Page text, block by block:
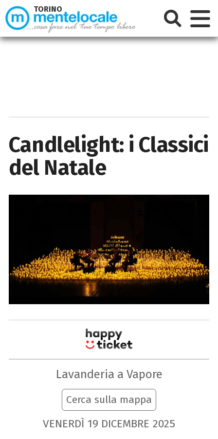
Candlelight: i Classici
del Natale
Lavanderia a Vapore
Cerca sulla mappa
VENERDÌ 19 DICEMBRE 2025
TORINO